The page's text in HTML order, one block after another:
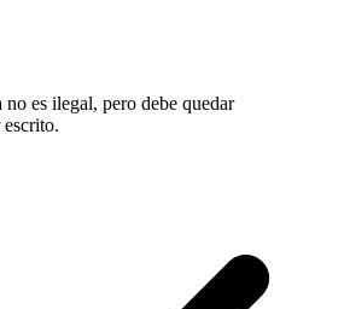
no es ilegal, pero debe quedar